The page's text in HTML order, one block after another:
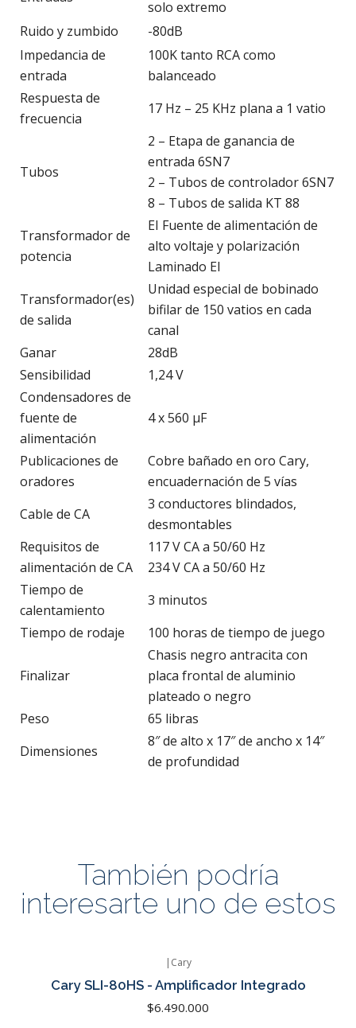
solo extremo
Ruido y zumbido
-80dB
Impedancia de
entrada
100K tanto RCA como
balanceado
Respuesta de
frecuencia
17 Hz – 25 KHz plana a 1 vatio
Tubos
2 – Etapa de ganancia de
entrada 6SN7
2 – Tubos de controlador 6SN7
8 – Tubos de salida KT 88
Transformador de
potencia
EI Fuente de alimentación de
alto voltaje y polarización
Laminado EI
Transformador(es)
de salida
Unidad especial de bobinado
bifilar de 150 vatios en cada
canal
Ganar
28dB
Sensibilidad
1,24 V
Condensadores de
fuente de
alimentación
4 x 560 µF
Publicaciones de
oradores
Cobre bañado en oro Cary,
encuadernación de 5 vías
Cable de CA
3 conductores blindados,
desmontables
Requisitos de
alimentación de CA
117 V CA a 50/60 Hz
234 V CA a 50/60 Hz
Tiempo de
calentamiento
3 minutos
Tiempo de rodaje
100 horas de tiempo de juego
Finalizar
Chasis negro antracita con
placa frontal de aluminio
plateado o negro
Peso
65 libras
Dimensiones
8″ de alto x 17″ de ancho x 14″
de profundidad
También podría
interesarte uno de estos
| Cary
Cary SLI-80HS - Amplificador Integrado
$6.490.000